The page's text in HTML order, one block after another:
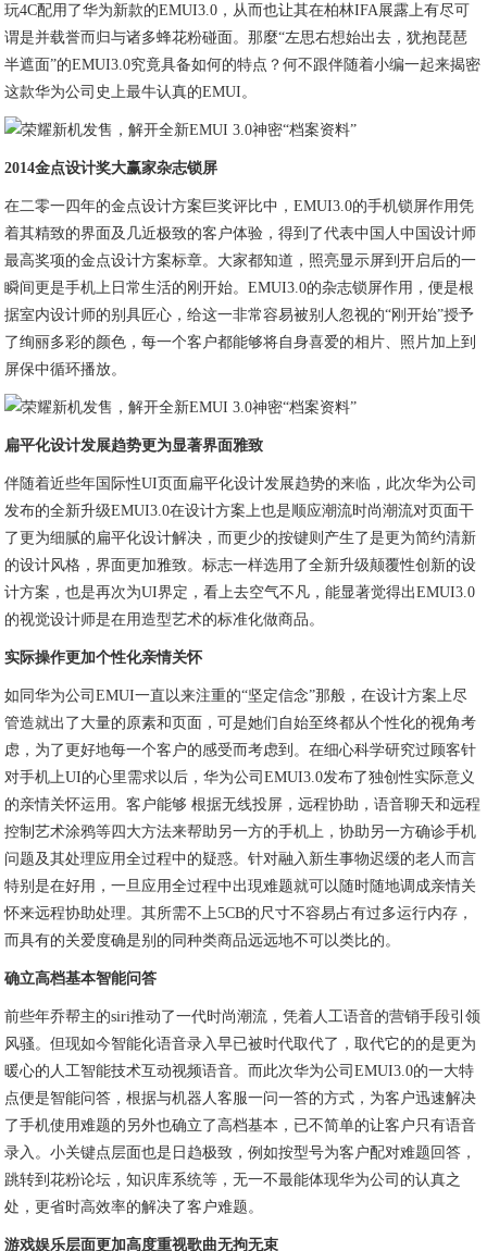
玩4C配用了华为新款的EMUI3.0，从而也让其在柏林IFA展露上有尽可
谓是并载誉而归与诸多蜂花粉碰面。那麼“左思右想始出去，犹抱琵琶
半遮面”的EMUI3.0究竟具备如何的特点？何不跟伴随着小编一起来揭密
这款华为公司史上最牛认真的EMUI。
2014金点设计奖大赢家杂志锁屏
在二零一四年的金点设计方案巨奖评比中，EMUI3.0的手机锁屏作用凭
着其精致的界面及几近极致的客户体验，得到了代表中国人中国设计师
最高奖项的金点设计方案标章。大家都知道，照亮显示屏到开启后的一
瞬间更是手机上日常生活的刚开始。EMUI3.0的杂志锁屏作用，便是根
据室内设计师的别具匠心，给这一非常容易被别人忽视的“刚开始”授予
了绚丽多彩的颜色，每一个客户都能够将自身喜爱的相片、照片加上到
屏保中循环播放。
扁平化设计发展趋势更为显著界面雅致
伴随着近些年国际性UI页面扁平化设计发展趋势的来临，此次华为公司
发布的全新升级EMUI3.0在设计方案上也是顺应潮流时尚潮流对页面干
了更为细腻的扁平化设计解决，而更少的按键则产生了是更为简约清新
的设计风格，界面更加雅致。标志一样选用了全新升级颠覆性创新的设
计方案，也是再次为UI界定，看上去空气不凡，能显著觉得出EMUI3.0
的视觉设计师是在用造型艺术的标准化做商品。
实际操作更加个性化亲情关怀
如同华为公司EMUI一直以来注重的“坚定信念”那般，在设计方案上尽
管造就出了大量的原素和页面，可是她们自始至终都从个性化的视角考
虑，为了更好地每一个客户的感受而考虑到。在细心科学研究过顾客针
对手机上UI的心里需求以后，华为公司EMUI3.0发布了独创性实际意义
的亲情关怀运用。客户能够 根据无线投屏，远程协助，语音聊天和远程
控制艺术涂鸦等四大方法来帮助另一方的手机上，协助另一方确诊手机
问题及其处理应用全过程中的疑惑。针对融入新生事物迟缓的老人而言
特别是在好用，一旦应用全过程中出現难题就可以随时随地调成亲情关
怀来远程协助处理。其所需不上5CB的尺寸不容易占有过多运行内存，
而具有的关爱度确是别的同种类商品远远地不可以类比的。
确立高档基本智能问答
前些年乔帮主的siri推动了一代时尚潮流，凭着人工语音的营销手段引领
风骚。但现如今智能化语音录入早已被时代取代了，取代它的的是更为
暖心的人工智能技术互动视频语音。而此次华为公司EMUI3.0的一大特
点便是智能问答，根据与机器人客服一问一答的方式，为客户迅速解决
了手机使用难题的另外也确立了高档基本，已不简单的让客户只有语音
录入。小关键点层面也是日趋极致，例如按型号为客户配对难题回答，
跳转到花粉论坛，知识库系统等，无一不最能体现华为公司的认真之
处，更省时高效率的解决了客户难题。
游戏娱乐层面更加高度重视歌曲无拘无束